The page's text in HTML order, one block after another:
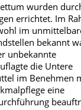
wurden
errichtet. Im
im
bekannt
unbekannte
die Untere
im Benehmen
eine